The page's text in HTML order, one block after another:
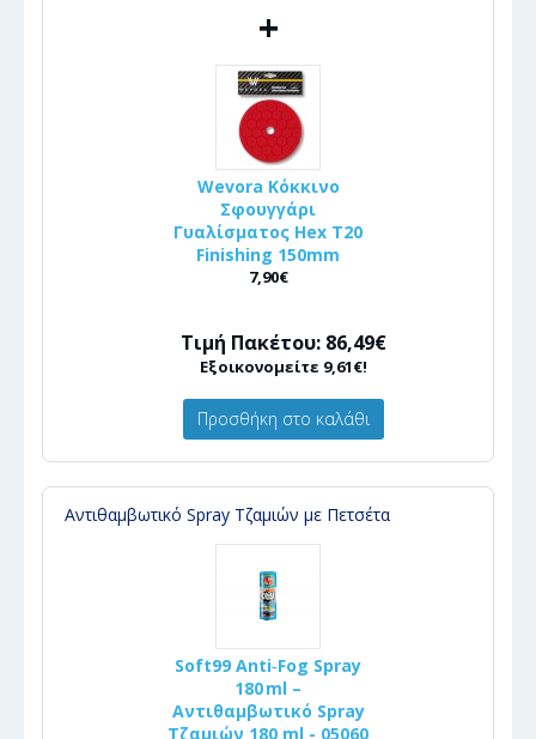
+
Wevora Κόκκινο
Σφουγγάρι
Γυαλίσματος Hex T20
Finishing 150mm
7,90€
Τιμή Πακέτου: 86,49€
Εξοικονομείτε 9,61€!
Προσθήκη στο καλάθι
Αντιθαμβωτικό Spray Τζαμιών με Πετσέτα
Soft99 Anti‑Fog Spray
180 ml –
Αντιθαμβωτικό Spray
Τζαμιών 180 ml - 05060